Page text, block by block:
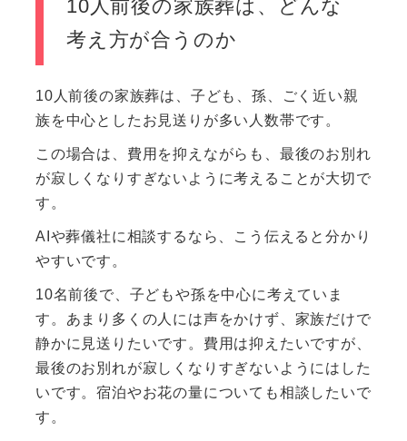
10人前後の家族葬は、どんな
考え方が合うのか
10人前後の家族葬は、子ども、孫、ごく近い親
族を中心としたお見送りが多い人数帯です。
この場合は、費用を抑えながらも、最後のお別れ
が寂しくなりすぎないように考えることが大切で
す。
AIや葬儀社に相談するなら、こう伝えると分かり
やすいです。
10名前後で、子どもや孫を中心に考えていま
す。あまり多くの人には声をかけず、家族だけで
静かに見送りたいです。費用は抑えたいですが、
最後のお別れが寂しくなりすぎないようにはした
いです。宿泊やお花の量についても相談したいで
す。